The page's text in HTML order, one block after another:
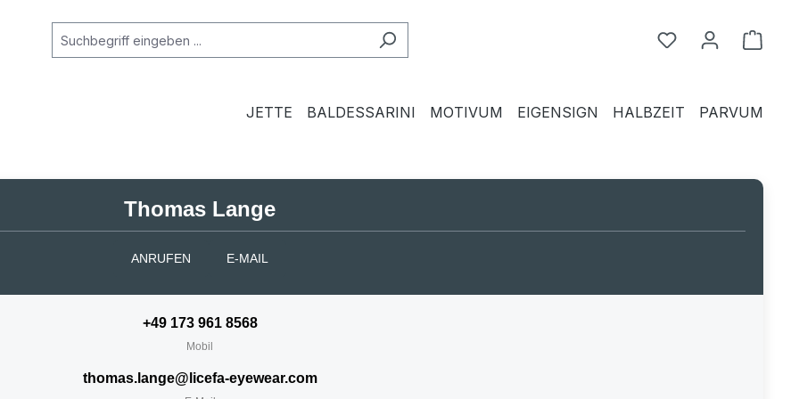
Du hast 0
JETTE BALDESSARINI MOTIVUM EIGENSIGN HALBZEIT PARVUM
Thomas Lange
ANRUFEN E-MAIL
+49 173 961 8568
Mobil
thomas.lange@licefa-eyewear.com